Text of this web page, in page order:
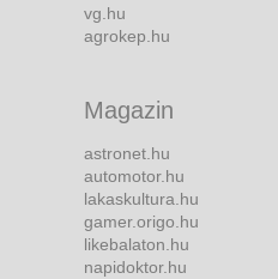
vg.hu
agrokep.hu
Magazin
astronet.hu
automotor.hu
lakaskultura.hu
gamer.origo.hu
likebalaton.hu
napidoktor.hu